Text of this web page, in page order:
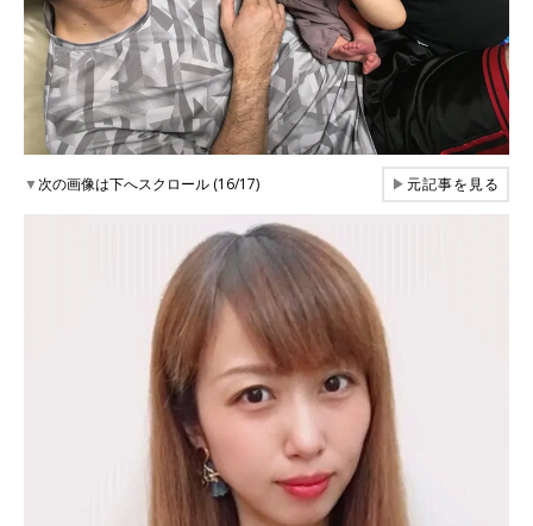
▼次の画像は下へスクロール (16/17) ▶元記事を見る